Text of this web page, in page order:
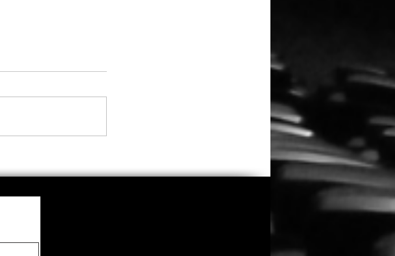
die alte Clique: Dreharbeiten